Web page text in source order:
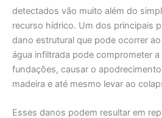
detectados vão muito além do
recurso hídrico. Um dos principais
dano estrutural que pode ocorrer
água infiltrada pode comprometer
fundações, causar o
madeira e até mesmo levar ao
Esses danos podem resultar em